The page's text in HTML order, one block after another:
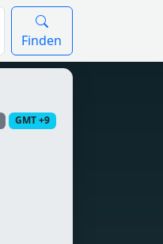
Finden
GMT +9